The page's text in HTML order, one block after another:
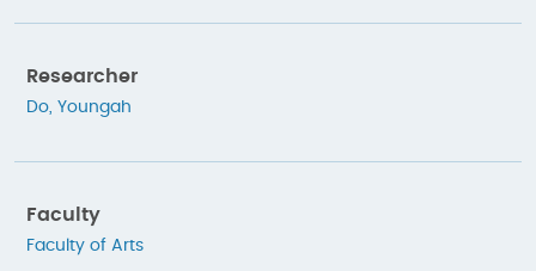
Researcher
Do, Youngah
Faculty
Faculty of Arts